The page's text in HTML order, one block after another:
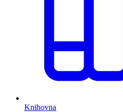
Knihovna